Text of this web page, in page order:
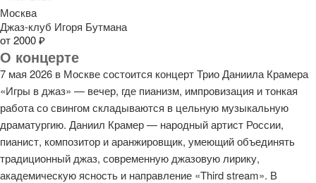
Москва
Джаз-клуб Игоря Бутмана
от 2000 ₽
О концерте
7 мая 2026 в Москве состоится концерт Трио Даниила Крамера
«Игры в джаз» — вечер, где пианизм, импровизация и тонкая
работа со свингом складываются в цельную музыкальную
драматургию. Даниил Крамер — народный артист России,
пианист, композитор и аранжировщик, умеющий объединять
традиционный джаз, современную джазовую лирику,
академическую ясность и направление «Third stream». В